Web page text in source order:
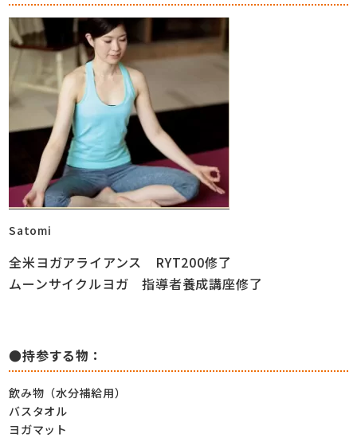
Satomi
全米ヨガアライアンス RYT200修了
ムーンサイクルヨガ指導者養成講座修了
●持参する物：
飲み物（水分補給用）
バスタオル
ヨガマット